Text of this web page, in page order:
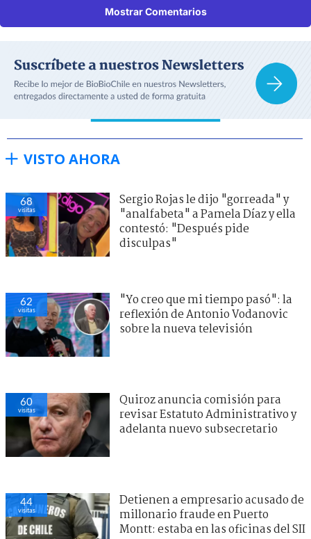
Mostrar Comentarios
VISTO AHORA
68
visitas
Sergio Rojas le dijo "gorreada" y
"analfabeta" a Pamela Díaz y ella
contestó: "Después pide
disculpas"
62
visitas
"Yo creo que mi tiempo pasó": la
reflexión de Antonio Vodanovic
sobre la nueva televisión
60
visitas
Quiroz anuncia comisión para
revisar Estatuto Administrativo y
adelanta nuevo subsecretario
44
visitas
Detienen a empresario acusado de
millonario fraude en Puerto
Montt: estaba en las oficinas del SII